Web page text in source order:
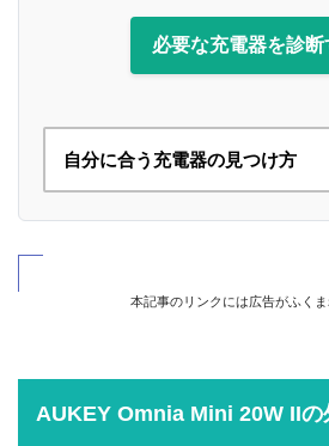
必要な充電器を診断
自分に合う充電器の見つけ方
本記事のリンクには広告がふくま
AUKEY Omnia Mini 20W IIの